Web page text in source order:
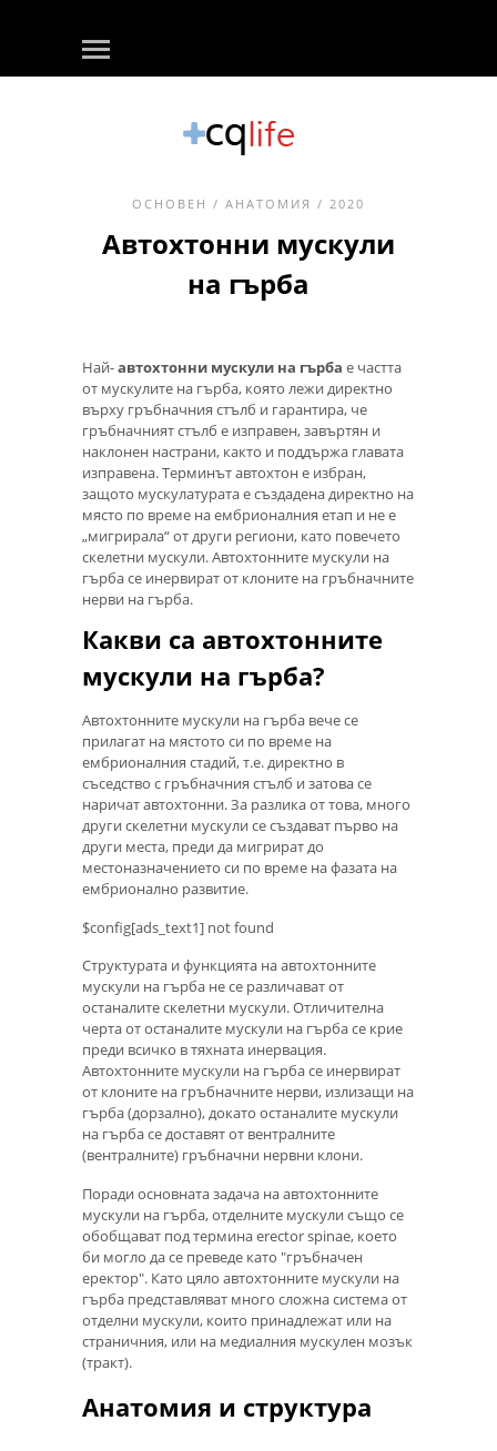
ОСНОВЕН / АНАТОМИЯ / 2020
Автохтонни мускули
на гърба
Най-автохтонни мускули на гърба е частта
от мускулите на гърба, която лежи директно
върху гръбначния стълб и гарантира, че
гръбначният стълб е изправен, завъртян и
наклонен настрани, както и поддържа главата
изправена. Терминът автохтон е избран,
защото мускулатурата е създадена директно на
място по време на ембрионалния етап и не е
„мигрирала“ от други региони, като повечето
скелетни мускули. Автохтонните мускули на
гърба се инервират от клоните на гръбначните
нерви на гърба.
Какви са автохтонните
мускули на гърба?
Автохтонните мускули на гърба вече се
прилагат на мястото си по време на
ембрионалния стадий, т.е. директно в
съседство с гръбначния стълб и затова се
наричат ​​автохтонни. За разлика от това, много
други скелетни мускули се създават първо на
други места, преди да мигрират до
местоназначението си по време на фазата на
ембрионално развитие.
$config[ads_text1] not found
Структурата и функцията на автохтонните
мускули на гърба не се различават от
останалите скелетни мускули. Отличителна
черта от останалите мускули на гърба се крие
преди всичко в тяхната инервация.
Автохтонните мускули на гърба се инервират
от клоните на гръбначните нерви, излизащи на
гърба (дорзално), докато останалите мускули
на гърба се доставят от вентралните
(вентралните) гръбначни нервни клони.
Поради основната задача на автохтонните
мускули на гърба, отделните мускули също се
обобщават под термина erector spinae, което
би могло да се преведе като "гръбначен
еректор". Като цяло автохтонните мускули на
гърба представляват много сложна система от
отделни мускули, които принадлежат или на
страничния, или на медиалния мускулен мозък
(тракт).
Анатомия и структура